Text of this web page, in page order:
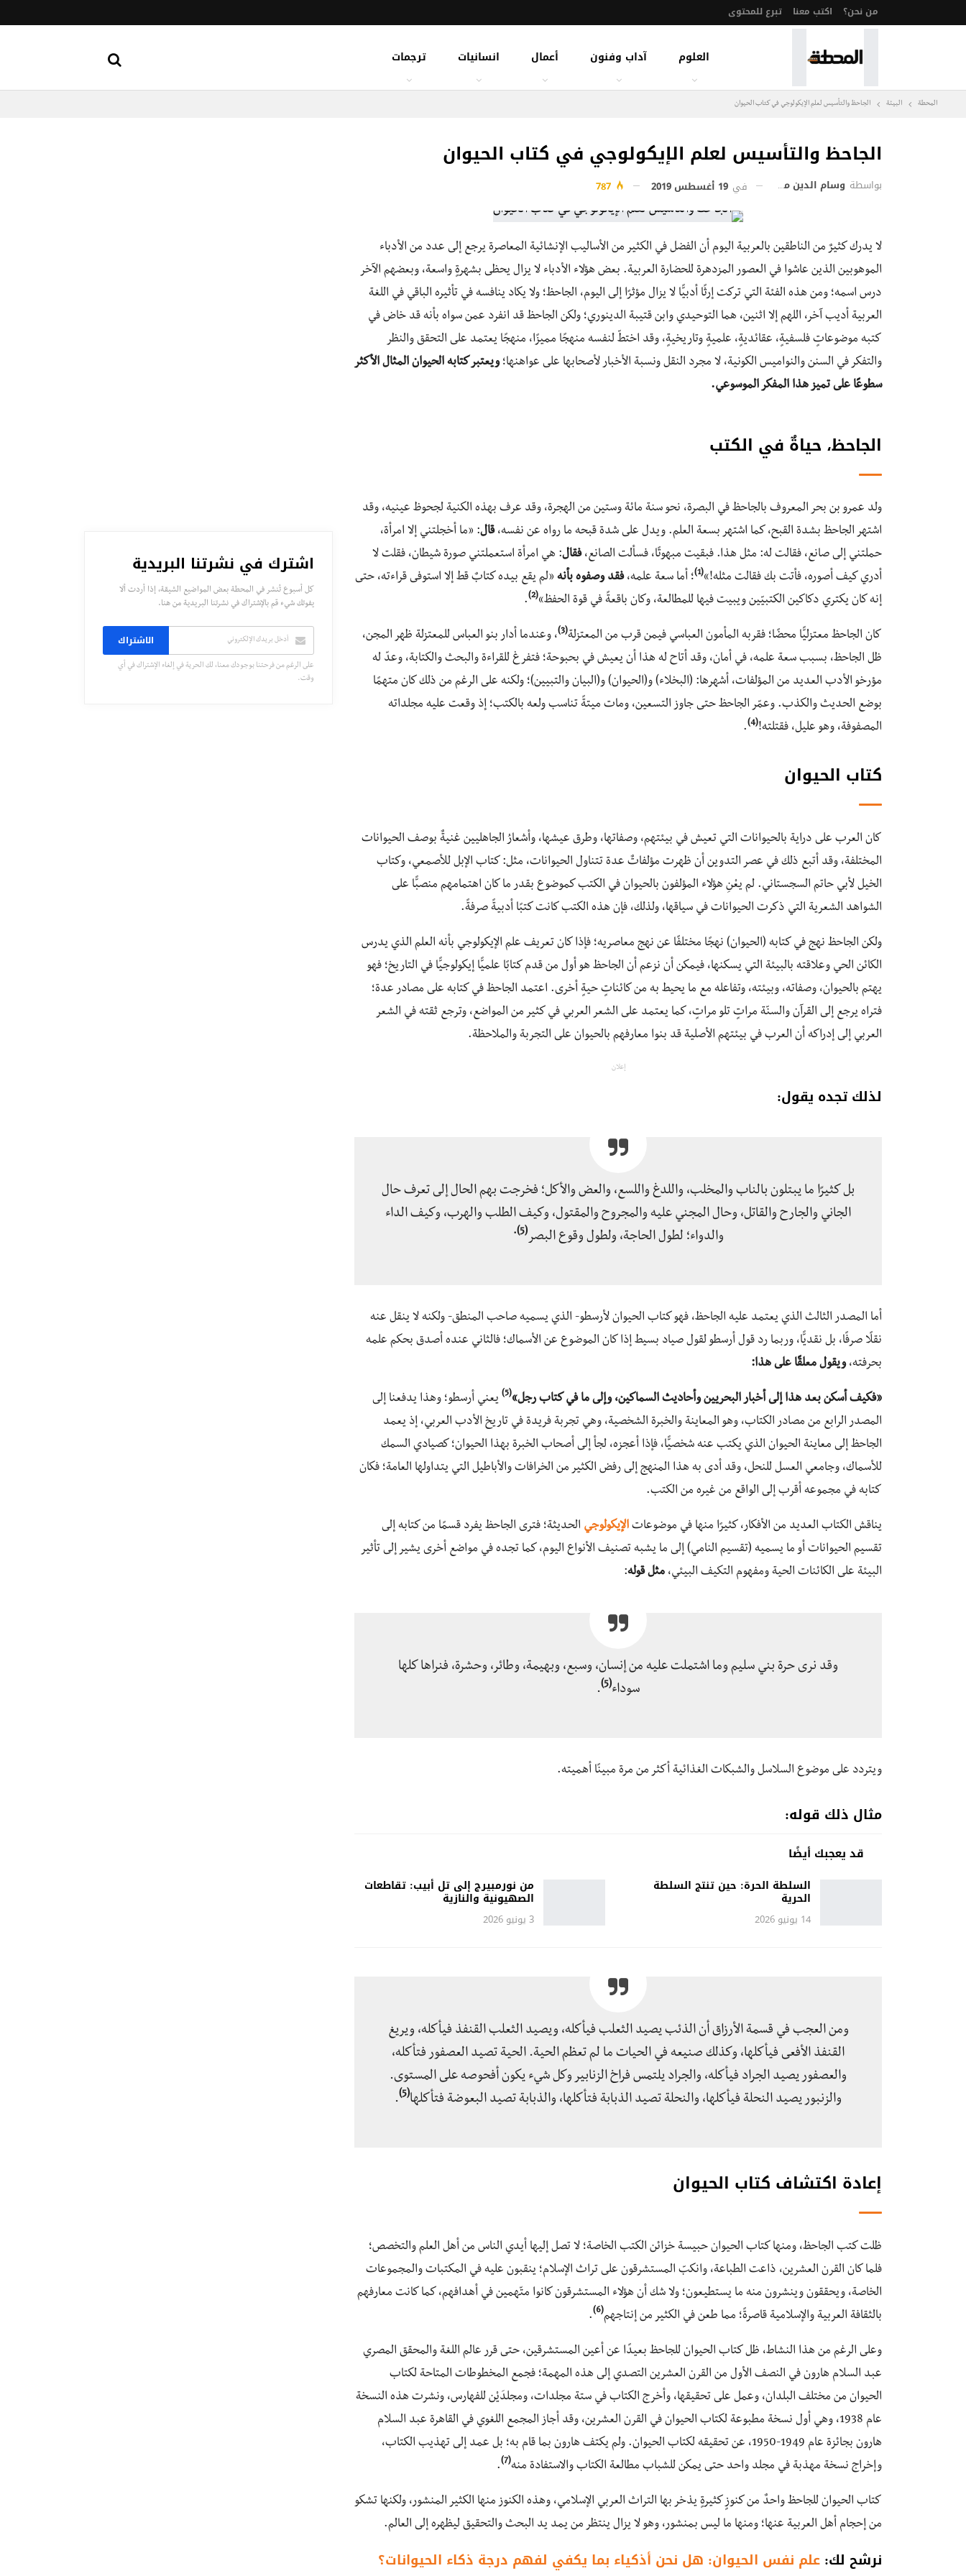
من نحن؟ اكتب معنا تبرع للمحتوى
العلوم آداب وفنون أعمال انسانيات ترجمات
المحطة البيئة الجاحظ والتأسيس لعلم الإيكولوجي في كتاب الحيوان
الجاحظ والتأسيس لعلم الإيكولوجي في كتاب الحيوان
بواسطة وسام الدين محمد عبده في 19 أغسطس 2019
لا يدرك كثيرٌ من الناطقين بالعربية اليوم أن الفضل في الكثير من الأساليب الإنشائية المعاصرة يرجع إلى عدد من الأدباء
الموهوبين الذين عاشوا في العصور المزدهرة للحضارة العربية. بعض هؤلاء الأدباء لا يزال يحظى بشهرةٍ واسعة، وبعضهم الآخر
درس اسمه؛ ومن هذه الفئة التي تركت إرثًا أدبيًّا لا يزال مؤثرًا إلى اليوم، الجاحظ؛ ولا يكاد ينافسه في تأثيره الباقي في اللغة
العربية أديب آخر، اللهم إلا اثنين، هما التوحيدي وابن قتيبة الدينوري؛ ولكن الجاحظ قد انفرد عمن سواه بأنه قد خاض في
كتبه موضوعاتٍ فلسفيةٍ، عقائديةٍ، علميةٍ وتاريخيةٍ، وقد اختطّ لنفسه منهجًا مميزًا، منهجًا يعتمد على التحقق والنظر
والتفكر في السنن والنواميس الكونية، لا مجرد النقل ونسبة الأخبار لأصحابها على عواهنها؛ويعتبر كتابه الحيوان المثال الأكثر
سطوعًا على تميز هذا المفكر الموسوعي.
الجاحظ، حياةٌ في الكتب
ولد عمرو بن بحر المعروف بالجاحظ في البصرة، نحو سنة مائة وستين من الهجرة، وقد عرف بهذه الكنية لجحوظ عينيه، وقد
اشتهر الجاحظ بشدة القبح، كما اشتهر بسعة العلم. ويدل على شدة قبحه ما رواه عن نفسه،قال: «ما أخجلتني إلا امرأة،
حملتني إلى صانع، فقالت له: مثل هذا. فبقيت مبهوتًا، فسألت الصانع،فقال: هي امرأة استعملتني صورة شيطان، فقلت لا
أدري كيف أصوره، فأتت بك فقالت مثله!»(1) ؛ أما سعة علمه،فقد وصفوه بأنه «لم يقع بيده كتابٌ قط إلا استوفى قراءته، حتى
إنه كان يكتري دكاكين الكتبيّين ويبيت فيها للمطالعة، وكان باقعةً في قوة الحفظ»(2)
.
كان الجاحظ معتزليًّا محضًا؛ فقربه المأمون العباسي فيمن قرب من المعتزلة(3)
، وعندما أدار بنو العباس للمعتزلة ظهر المجن،
ظل الجاحظ، بسبب سعة علمه، في أمان، وقد أتاح له هذا أن يعيش في بحبوحة؛ فتفرغ للقراءة والبحث والكتابة، وعدّ له
مؤرخو الأدب العديد من المؤلفات، أشهرها: (البخلاء) و(الحيوان) و(البيان والتبيين)؛ ولكنه على الرغم من ذلك كان متهمًا
بوضع الحديث والكذب. وعمّر الجاحظ حتى جاوز التسعين، ومات ميتةً تناسب ولعه بالكتب؛ إذ وقعت عليه مجلداته
المصفوفة، وهو عليل، فقتلته!(4)
.
كتاب الحيوان
كان العرب على دراية بالحيوانات التي تعيش في بيئتهم، وصفاتها، وطرق عيشها، وأشعارُ الجاهليين غنيةٌ بوصف الحيوانات
المختلفة، وقد أتبع ذلك في عصر التدوين أن ظهرت مؤلفاتٌ عدة تتناول الحيوانات، مثل: كتاب الإبل للأصمعي، وكتاب
الخيل لأبي حاتم السجستاني. لم يعْنِ هؤلاء المؤلفون بالحيوان في الكتب كموضوع بقدر ما كان اهتمامهم منصبًّا على
الشواهد الشعرية التي ذكرت الحيوانات في سياقها، ولذلك، فإن هذه الكتب كانت كتبًا أدبيةً صرفةً.
ولكن الجاحظ نهج في كتابه (الحيوان) نهجًا مختلفًا عن نهج معاصريه؛ فإذا كان تعريف علم الإيكولوجي بأنه العلم الذي يدرس
الكائن الحي وعلاقته بالبيئة التي يسكنها، فيمكن أن نزعم أن الجاحظ هو أول من قدم كتابًا علميًّا إيكولوجيًّا في التاريخ؛ فهو
يهتم بالحيوان، وصفاته، وبيئته، وتفاعله مع ما يحيط به من كائناتٍ حيةٍ أخرى. اعتمد الجاحظ في كتابه على مصادر عدة؛
فتراه يرجع إلى القرآن والسنّة مراتٍ تلو مراتٍ، كما يعتمد على الشعر العربي في كثير من المواضع، وترجع ثقته في الشعر
العربي إلى إدراكه أن العرب في بيئتهم الأصلية قد بنوا معارفهم بالحيوان على التجربة والملاحظة.
إعلان
لذلك تجده يقول:
بل كثيرًا ما يبتلون بالناب والمخلب، واللدغ واللسع، والعض والأكل؛ فخرجت بهم الحال إلى تعرف حال
الجاني والجارح والقاتل، وحال المجني عليه والمجروح والمقتول، وكيف الطلب والهرب، وكيف الداء
والدواء؛ لطول الحاجة، ولطول وقوع البصر(5).
أما المصدر الثالث الذي يعتمد عليه الجاحظ، فهو كتاب الحيوان لأرسطو- الذي يسميه صاحب المنطق- ولكنه لا ينقل عنه
نقلًا صرفًا، بل نقديًّا، وربما رد قول أرسطو لقول صياد بسيط إذا كان الموضوع عن الأسماك؛ فالثاني عنده أصدق بحكم علمه
بحرفته،ويقول معلقًا على هذا:
«فكيف أسكن بعد هذا إلى أخبار البحريين وأحاديث السماكين، وإلى ما في كتاب رجل»(
5) يعني أرسطو؛ وهذا يدفعنا إلى
المصدر الرابع من مصادر الكتاب، وهو المعاينة والخبرة الشخصية، وهي تجربة فريدة في تاريخ الأدب العربي، إذ يعمد
الجاحظ إلى معاينة الحيوان الذي يكتب عنه شخصيًّا، فإذا أعجزه، لجأ إلى أصحاب الخبرة بهذا الحيوان؛ كصيادي السمك
للأسماك، وجامعي العسل للنحل، وقد أدى به هذا المنهج إلى رفض الكثير من الخرافات والأباطيل التي يتداولها العامة؛ فكان
كتابه في مجموعه أقرب إلى الواقع من غيره من الكتب.
يناقش الكتاب العديد من الأفكار، كثيرًا منها في موضوعات الإيكولوجي الحديثة؛ فترى الجاحظ يفرد قسمًا من كتابه إلى
تقسيم الحيوانات أو ما يسميه (تقسيم النامي) إلى ما يشبه تصنيف الأنواع اليوم، كما تجده في مواضع أخرى يشير إلى تأثير
البيئة على الكائنات الحية ومفهوم التكيف البيئي، مثل قوله:
وقد نرى حرة بني سليم وما اشتملت عليه من إنسان، وسبع، وبهيمة، وطائر، وحشرة، فنراها كلها
سوداء(5)
.
ويتردد على موضوع السلاسل والشبكات الغذائية أكثر من مرة مبينًا أهميته.
مثال ذلك قوله:
قد يعجبك أيضًا
السلطة الحرة: حين تنتج السلطة
الحرية
14 يونيو 2026
من نورمبيرج إلى تل أبيب: تقاطعات
الصهيونية والنازية
3 يونيو 2026
ومن العجب في قسمة الأرزاق أن الذئب يصيد الثعلب فيأكله، ويصيد الثعلب القنفذ فيأكله، ويريغ
القنفذ الأفعى فيأكلها، وكذلك صنيعه في الحيات ما لم تعظم الحية. الحية تصيد العصفور فتأكله،
والعصفور يصيد الجراد فيأكله، والجراد يلتمس فراخ الزنابير وكل شيء يكون أفحوصه على المستوى.
والزنبور يصيد النحلة فيأكلها، والنحلة تصيد الذبابة فتأكلها، والذبابة تصيد البعوضة فتأكلها(5)
.
إعادة اكتشاف كتاب الحيوان
ظلت كتب الجاحظ، ومنها كتاب الحيوان حبيسة خزائن الكتب الخاصة؛ لا تصل إليها أيدي الناس من أهل العلم والتخصص؛
فلما كان القرن العشرين، ذاعت الطباعة، وانكبّ المستشرقون على تراث الإسلام؛ ينقبون عليه في المكتبات والمجموعات
الخاصة، ويحققون وينشرون منه ما يستطيعون؛ ولا شك أن هؤلاء المستشرقون كانوا متّهمين في أهدافهم، كما كانت معارفهم
بالثقافة العربية والإسلامية قاصرةً؛ مما طعن في الكثير من إنتاجهم(6)
.
وعلى الرغم من هذا النشاط، ظل كتاب الحيوان للجاحظ بعيدًا عن أعين المستشرقين، حتى قرر عالم اللغة والمحقق المصري
عبد السلام هارون في النصف الأول من القرن العشرين التصدي إلى هذه المهمة؛ فجمع المخطوطات المتاحة لكتاب
الحيوان من مختلف البلدان، وعمل على تحقيقها، وأخرج الكتاب في ستة مجلدات، ومجلدَيْن للفهارس، ونشرت هذه النسخة
عام 1938، وهي أول نسخة مطبوعة لكتاب الحيوان في القرن العشرين، وقد أجاز المجمع اللغوي في القاهرة عبد السلام
هارون بجائزة عام 1949-1950، عن تحقيقه لكتاب الحيوان. ولم يكتف هارون بما قام به؛ بل عمد إلى تهذيب الكتاب،
وإخراج نسخة مهذبة في مجلد واحد حتى يمكن للشباب مطالعة الكتاب والاستفادة منه(7)
.
كتاب الحيوان للجاحظ واحدٌ من كنوزٍ كثيرةٍ يذخر بها التراث العربي الإسلامي، وهذه الكنوز منها الكثير المنشور، ولكنها تشكو
من إحجام أهل العربية عنها؛ ومنها ما ليس بمنشور، وهو لا يزال ينتظر من يمد يد البحث والتحقيق ليظهره إلى العالم.
نرشح لك: علم نفس الحيوان: هل نحن أذكياء بما يكفي لفهم درجة ذكاء الحيوانات؟
اشترك في نشرتنا البريدية
كل أسبوع تُنشر في المحطة بعض المواضيع الشيقة، إذا أردت ألا
يفوتك شيء قم بالإشتراك في نشرتنا البريدية من هنا.
الاشتراك
على الرغم من فرحتنا بوجودك معنا، لك الحرية في إلغاء الإشتراك في أي
وقت.